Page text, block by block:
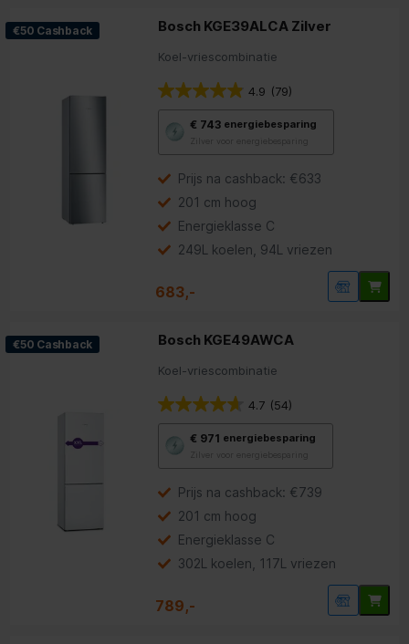
€50 Cashback Bosch KGE39ALCA Zilver
Koel-vriescombinatie
4.9 (79)
€ 743 energiebesparing
Zilver voor energiebesparing
Youreko’s
voor
energiebesparing.
Prijs na cashback: €633
201 cm hoog
Energieklasse C
249L koelen, 94L vriezen
683,-
€50 Cashback Bosch KGE49AWCA
Koel-vriescombinatie
4.7 (54)
€ 971 energiebesparing
Zilver voor energiebesparing
Youreko’s
voor
energiebesparing.
Prijs na cashback: €739
201 cm hoog
Energieklasse C
302L koelen, 117L vriezen
789,-